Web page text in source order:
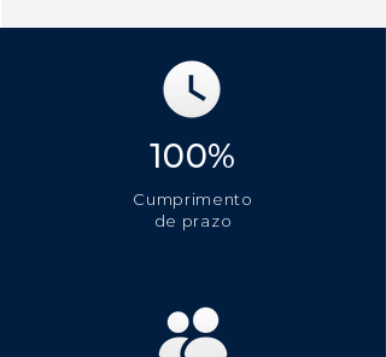
100%
Cumprimento
de prazo